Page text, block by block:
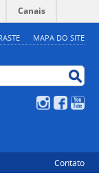
MAPA DO SITE
Canais
InstagramFacebook
Contato